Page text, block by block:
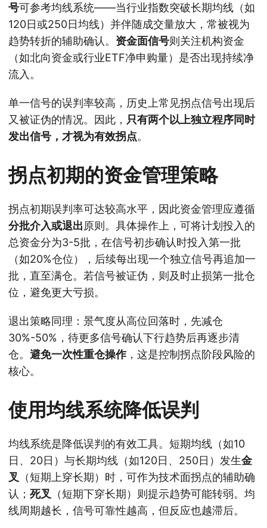
号可参考均线系统——当行业指数突破长期均线（如
120日或250日均线）并伴随成交量放大，常被视为
趋势转折的辅助确认。 资金面信号则关注机构资金
（如北向资金或行业ETF净申购量）是否出现持续净
流入。
单一信号的误判率较高，历史上常见拐点信号出现后
又被证伪的情况。因此， 只有两个以上独立程序同时
发出信号，才视为有效拐点。
拐点初期的资金管理策略
拐点初期误判率可达较高水平，因此资金管理应遵循
分批介入或退出原则。具体操作上，可将计划投入的
总资金分为3-5批，在信号初步确认时投入第一批
（如20%仓位），后续每出现一个独立信号再追加一
批，直至满仓。若信号被证伪，则及时止损第一批仓
位，避免更大亏损。
退出策略同理：景气度从高位回落时，先减仓
30%-50%，待更多信号确认下行趋势后再逐步清
仓。 避免一次性重仓操作，这是控制拐点阶段风险的
核心。
使用均线系统降低误判
均线系统是降低误判的有效工具。短期均线（如10
日、20日）与长期均线（如120日、250日）发生金
叉
（短期上穿长期）时，可作为技术面拐点的辅助确
认； 死叉
（短期下穿长期）则提示趋势可能转弱。均
线周期越长，信号可靠性越高，但反应也越滞后。